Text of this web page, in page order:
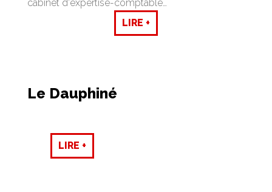
cabinet d'expertise-comptable…
LIRE +
Le Dauphiné
LIRE +